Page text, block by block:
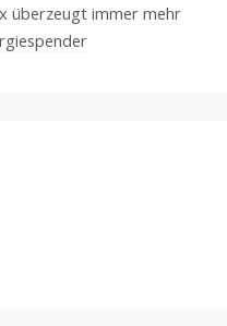
überzeugt immer mehr